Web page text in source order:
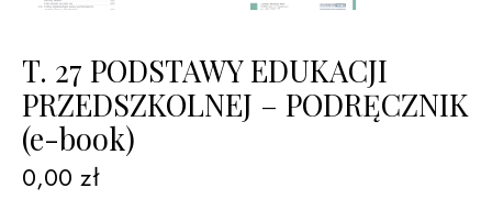
T. 27 PODSTAWY EDUKACJI
PRZEDSZKOLNEJ – PODRĘCZNIK
(e-book)
0,00 zł